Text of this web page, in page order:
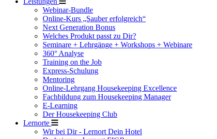
Webinar-Bundle
Online-Kurs „Sauber erfolgreich“
Next Generation Bonus
Welches Produkt passt zu Dir?
Seminare + Lehrgänge + Workshops + Webinare
360° Analyse
Training on the Job
Express-Schulung
Mentoring
Online-Lehrgang Housekeeping Excellence
Fachbildung zum Housekeeping Manager
E-Learning
Der Housekeeping Club
Lernorte
Wir bei Dir - Lernort Dein Hotel